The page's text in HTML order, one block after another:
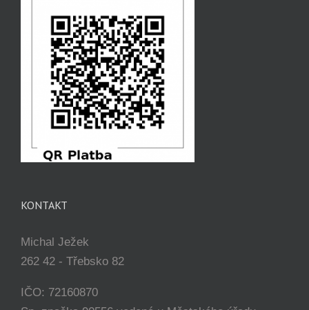
KONTAKT
Michal Ježek
262 42 - Třebsko 82
IČO: 72160870